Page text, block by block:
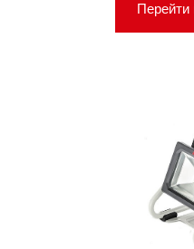
Перейти